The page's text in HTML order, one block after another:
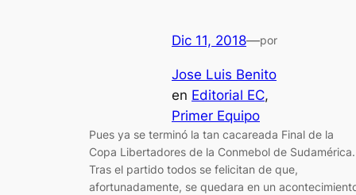
Dic 11, 2018—por
Jose Luis Benito
en Editorial EC
Primer Equipo
Pues ya se terminó la tan cacareada Final de la
Copa Libertadores de la Conmebol de Sudamérica.
Tras el partido todos se felicitan de que,
afortunadamente, se quedara en un